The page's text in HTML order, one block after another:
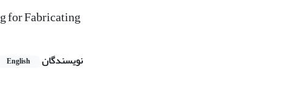
for Fabricating
نویسندگان English